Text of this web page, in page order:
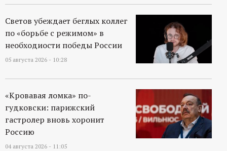
Светов убеждает беглых коллег
по «борьбе с режимом» в
необходиости победы России
05 августа 2026 - 10:28
«Кровавая ломка» по-
гудковски: парижский
гастролер вновь хоронит
Россию
04 августа 2026 - 11:05